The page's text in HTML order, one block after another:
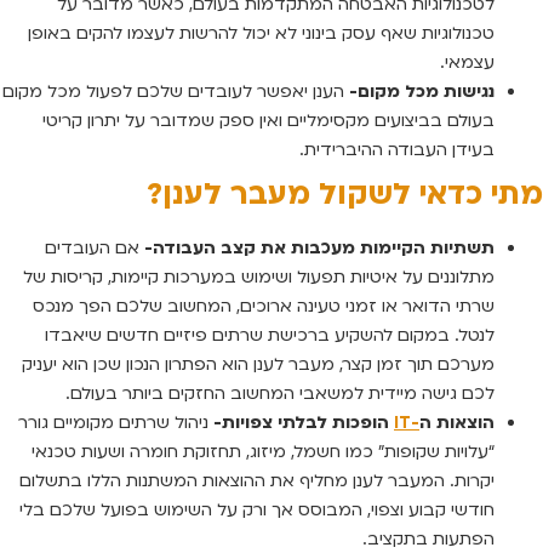
טכנולוגיות שאף עסק בינוני לא יכול להרשות לעצמו להקים באופן
עצמאי.
נגישות מכל מקום- הענן יאפשר לעובדים שלכם לפעול מכל מקום
בעולם בביצועים מקסימליים ואין ספק שמדובר על יתרון קריטי
בעידן העבודה ההיברידית.
מתי כדאי לשקול מעבר לענן?
תשתיות הקיימות מעכבות את קצב העבודה- אם העובדים
מתלוננים על איטיות תפעול ושימוש במערכות קיימות, קריסות של
שרתי הדואר או זמני טעינה ארוכים, המחשוב שלכם הפך מנכס
לנטל. במקום להשקיע ברכישת שרתים פיזיים חדשים שיאבדו
מערכם תוך זמן קצר, מעבר לענן הוא הפתרון הנכון שכן הוא יעניק
לכם גישה מיידית למשאבי המחשוב החזקים ביותר בעולם.
הוצאות ה-IT הופכות לבלתי צפויות- ניהול שרתים מקומיים גורר
“עלויות שקופות” כמו חשמל, מיזוג, תחזוקת חומרה ושעות טכנאי
יקרות. המעבר לענן מחליף את ההוצאות המשתנות הללו בתשלום
חודשי קבוע וצפוי, המבוסס אך ורק על השימוש בפועל שלכם בלי
הפתעות בתקציב.